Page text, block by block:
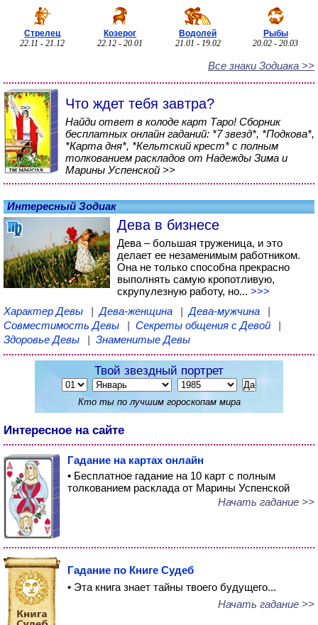
Стрелец
22.11 - 21.12
Козерог
22.12 - 20.01
Водолей
21.01 - 19.02
Рыбы
20.02 - 20.03
Все знаки Зодиака >>
Что ждет тебя завтра?
Найди ответ в колоде карт Таро! Сборник
бесплатных онлайн гаданий: *7 звезд*, *Подкова*,
*Карта дня*, *Кельтский крест* с полным
толкованием раскладов от Надежды Зима и
Марины Успенской >>
Интересный Зодиак
Дева в бизнесе
Дева – большая труженица, и это
делает ее незаменимым работником.
Она не только способна прекрасно
выполнять самую кропотливую,
скрупулезную работу, но... >>>
Характер Девы
|Дева-женщина |Дева-мужчина
|
Совместимость Девы
| Секреты общения с Девой
|
Здоровье Девы
| Знаменитые Девы
Твой звездный портрет
Кто ты по лучшим гороскопам мира
Интересное на сайте
Гадание на картах онлайн
• Бесплатное гадание на 10 карт с полным
толкованием расклада от Марины Успенской
Начать гадание >>
Гадание по Книге Судеб
• Эта книга знает тайны твоего будущего...
Начать гадание >>